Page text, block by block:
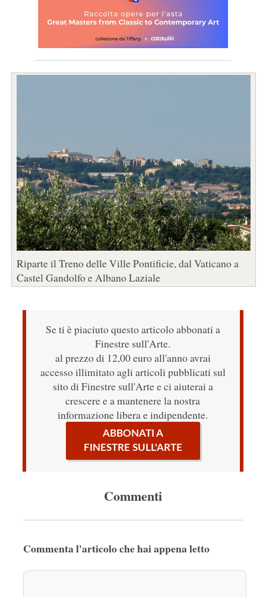
Riparte il Treno delle Ville Pontificie, dal Vaticano a
Castel Gandolfo e Albano Laziale
Se ti è piaciuto questo articolo abbonati a
Finestre sull'Arte.
al prezzo di 12,00 euro all'anno avrai
accesso illimitato agli articoli pubblicati sul
sito di Finestre sull'Arte e ci aiuterai a
crescere e a mantenere la nostra
informazione libera e indipendente.
ABBONATI A
FINESTRE SULL'ARTE
Commenti
Commenta l'articolo che hai appena letto